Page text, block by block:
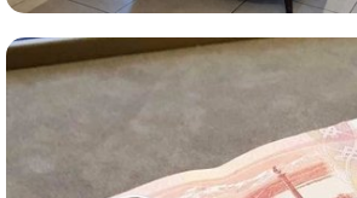
Комиссионная продажа